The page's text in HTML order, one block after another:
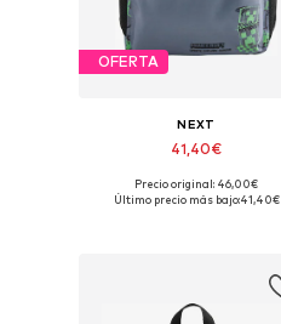
OFERTA
NEXT
41,40€
Tallas disponibles: One Size
Precio original: 46,00€
Último precio más bajo:41,40€